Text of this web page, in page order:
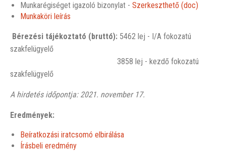
Munkarégiséget igazoló bizonylat - Szerkeszthető (doc)
Munkaköri leírás
Bérezési tájékoztató (bruttó): 5462 lej - I/A fokozatú
szakfelügyelő
3858 lej - kezdő fokozatú
szakfelügyelő
A hirdetés időpontja: 2021. november 17.
Eredmények:
Beíratkozási iratcsomó elbirálása
Írásbeli eredmény